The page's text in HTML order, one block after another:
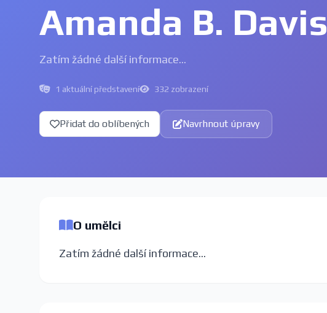
Amanda B. Davis
Zatím žádné další informace...
1 aktuální představení 332 zobrazení
Přidat do oblíbených Navrhnout úpravy
O umělci
Zatím žádné další informace...